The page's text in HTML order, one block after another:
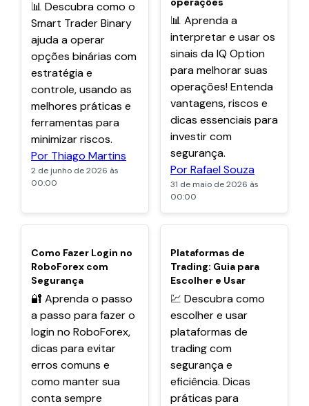
📊 Descubra como o
Smart Trader Binary
ajuda a operar
opções binárias com
estratégia e
controle, usando as
melhores práticas e
ferramentas para
minimizar riscos.
Por Thiago Martins
2 de junho de 2026 às
00:00
📊 Aprenda a
interpretar e usar os
sinais da IQ Option
para melhorar suas
operações! Entenda
vantagens, riscos e
dicas essenciais para
investir com
segurança.
Por Rafael Souza
31 de maio de 2026 às
00:00
POPULARES
Como Fazer Login no
RoboForex com
Segurança
🔐 Aprenda o passo
a passo para fazer o
login no RoboForex,
dicas para evitar
erros comuns e
como manter sua
conta sempre
POPULARES
Plataformas de
Trading: Guia para
Escolher e Usar
💹 Descubra como
escolher e usar
plataformas de
trading com
segurança e
eficiência. Dicas
práticas para